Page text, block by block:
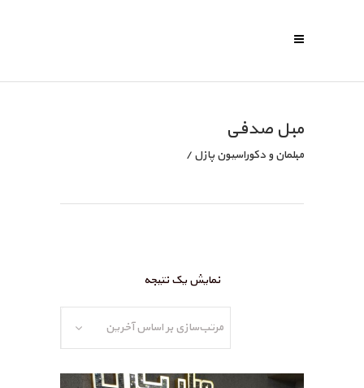
مبل صدفی
مبلمان و دکوراسیون پازل/
نمایش یک نتیجه
مرتب‌سازی بر اساس آخرین